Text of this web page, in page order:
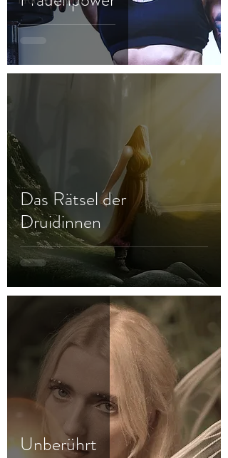
Das Rätsel der
Druidinnen
Unberührt